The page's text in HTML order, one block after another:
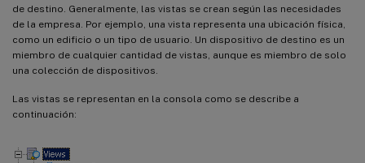
de destino. Generalmente, las vistas se crean según las necesidades
de la empresa. Por ejemplo, una vista representa una ubicación física,
como un edificio o un tipo de usuario. Un dispositivo de destino es un
miembro de cualquier cantidad de vistas, aunque es miembro de solo
una colección de dispositivos.
Las vistas se representan en la consola como se describe a
continuación: